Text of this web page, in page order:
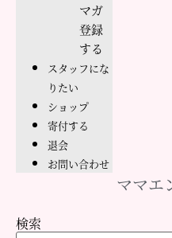
マガ
登録
する
スタッフにな
りたい
ショップ
寄付する
退会
お問い合わせ
ママエ
検索